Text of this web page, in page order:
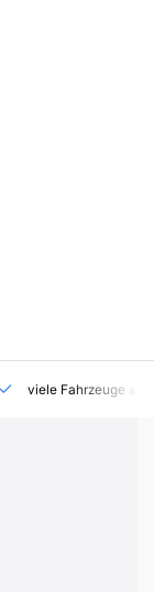
viele Fahrzeuge auf